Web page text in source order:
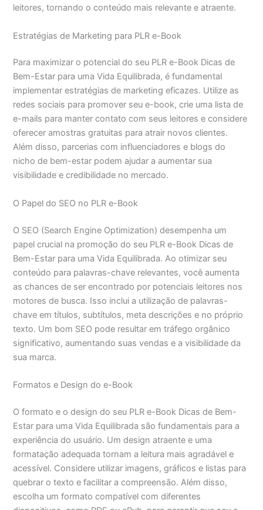
leitores, tornando o conteúdo mais relevante e atraente.
Estratégias de Marketing para PLR e-Book
Para maximizar o potencial do seu PLR e-Book Dicas de
Bem-Estar para uma Vida Equilibrada, é fundamental
implementar estratégias de marketing eficazes. Utilize as
redes sociais para promover seu e-book, crie uma lista de
e-mails para manter contato com seus leitores e considere
oferecer amostras gratuitas para atrair novos clientes.
Além disso, parcerias com influenciadores e blogs do
nicho de bem-estar podem ajudar a aumentar sua
visibilidade e credibilidade no mercado.
O Papel do SEO no PLR e-Book
O SEO (Search Engine Optimization) desempenha um
papel crucial na promoção do seu PLR e-Book Dicas de
Bem-Estar para uma Vida Equilibrada. Ao otimizar seu
conteúdo para palavras-chave relevantes, você aumenta
as chances de ser encontrado por potenciais leitores nos
motores de busca. Isso inclui a utilização de palavras-
chave em títulos, subtítulos, meta descrições e no próprio
texto. Um bom SEO pode resultar em tráfego orgânico
significativo, aumentando suas vendas e a visibilidade da
sua marca.
Formatos e Design do e-Book
O formato e o design do seu PLR e-Book Dicas de Bem-
Estar para uma Vida Equilibrada são fundamentais para a
experiência do usuário. Um design atraente e uma
formatação adequada tornam a leitura mais agradável e
acessível. Considere utilizar imagens, gráficos e listas para
quebrar o texto e facilitar a compreensão. Além disso,
escolha um formato compatível com diferentes